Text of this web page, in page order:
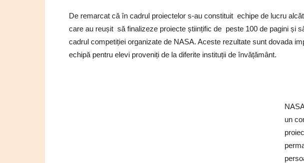
De remarcat că în cadrul proiectelor s-au constituit echipe de lucru
care au reușit să finalizeze proiecte științific de peste 100 de pagini și
cadrul competiției organizate de NASA. Aceste rezultate sunt dovada
echipă pentru elevi proveniți de la diferite instituții de învățământ.
un